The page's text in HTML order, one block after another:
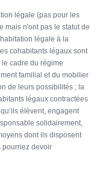
légale (pas pour les
mais n'ont pas le statut de
légale à la
cohabitants légaux sont
cadre du régime
familial et du mobilier
de leurs possibilités ; la
légaux contractées
élèvent, engagent
solidairement,
dont ils disposent
pourriez devoir